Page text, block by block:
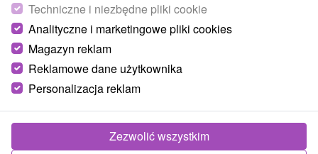
Region turystyczny
Západné Slovensko, Podunajsko, Južné Slovensko,
Podunajská nížina, Nitriansky kraj, Burda
Znalazłeś błąd lub chcesz polecić nam nową atrakcję
Zgłoś błąd
Techniczne i niezbędne pliki cookie
Analityczne i marketingowe pliki cookies
Magazyn reklam
Reklamowe dane użytkownika
Personalizacja reklam
Zezwolić wszystkim